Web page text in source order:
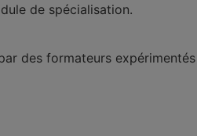
de spécialisation.
des formateurs